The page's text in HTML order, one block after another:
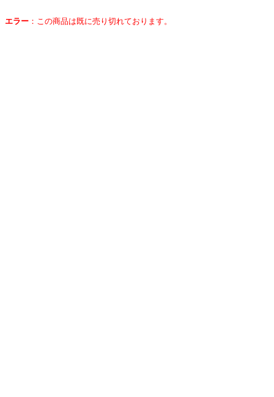
エラー ： この商品は既に売り切れております。